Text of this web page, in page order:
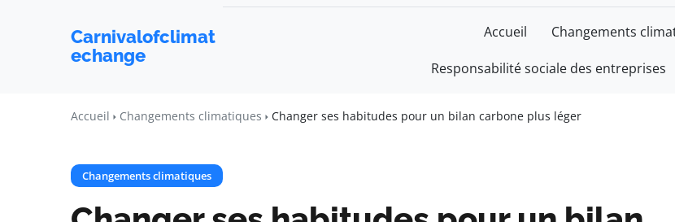
Carnivalofclimat
echange
Accueil Changements
Responsabilité sociale des entreprises
Accueil Changements climatiques Changer ses habitudes pour un bilan carbone plus léger
Changements climatiques